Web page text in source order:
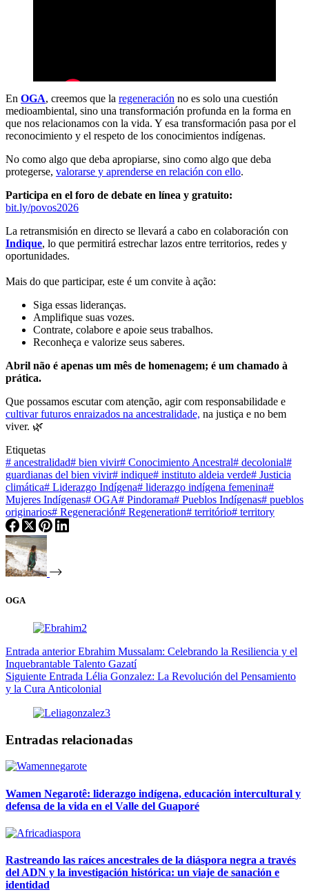
En OGA, creemos que la regeneración no es solo una cuestión
medioambiental, sino una transformación profunda en la forma en
que nos relacionamos con la vida. Y esa transformación pasa por el
reconocimiento y el respeto de los conocimientos indígenas.
No como algo que deba apropiarse, sino como algo que deba
protegerse, valorarse y aprenderse en relación con ello.
Participa en el foro de debate en línea y gratuito:
bit.ly/povos2026
La retransmisión en directo se llevará a cabo en colaboración con
Indique, lo que permitirá estrechar lazos entre territorios, redes y
oportunidades.
Mais do que participar, este é um convite à ação:
Siga essas lideranças.
Amplifique suas vozes.
Contrate, colabore e apoie seus trabalhos.
Reconheça e valorize seus saberes.
Abril não é apenas um mês de homenagem; é um chamado à
prática.
Que possamos escutar com atenção, agir com responsabilidade e
cultivar futuros enraizados na ancestralidade, na justiça e no bem
viver. 🌿
Etiquetas
# ancestralidad# bien vivir# Conocimiento Ancestral# decolonial#
guardianas del bien vivir# indique# instituto aldeia verde# Justicia
climática# Liderazgo Indígena# liderazgo indígena femenina#
Mujeres Indígenas# OGA# Pindorama# Pueblos Indígenas# pueblos
originarios# Regeneración# Regeneration# território# territory
OGA
Entrada anterior Ebrahim Mussalam: Celebrando la Resiliencia y el
Inquebrantable Talento Gazatí
Siguiente Entrada Lélia Gonzalez: La Revolución del Pensamiento
y la Cura Anticolonial
Entradas relacionadas
Wamen Negarotê: liderazgo indígena, educación intercultural y
defensa de la vida en el Valle del Guaporé
Rastreando las raíces ancestrales de la diáspora negra a través
del ADN y la investigación histórica: un viaje de sanación e
identidad